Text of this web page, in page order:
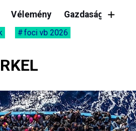
Vélemény Gazdaság
foci vb 2026